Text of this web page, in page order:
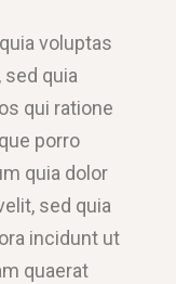
voluptas
quia
qui ratione
porro
quia dolor
sed quia
incidunt ut
quaerat